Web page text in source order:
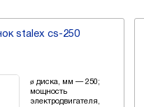
stalex cs-250
ø диска, мм — 250;
мощность
электродвигателя,